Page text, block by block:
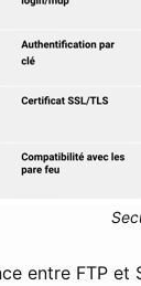
entre FTP et